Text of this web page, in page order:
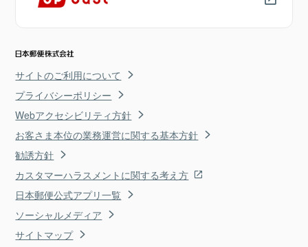
サイトのご利用について
プライバシーポリシー
Webアクセシビリティ方針
お客さま本位の業務運営に関する基本方針
勧誘方針
カスタマーハラスメントに関する考え方
日本郵便公式アプリ一覧
ソーシャルメディア
サイトマップ